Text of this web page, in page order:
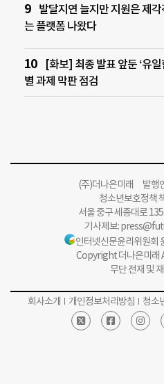
발달지연 늘지만 지원은 제
는 플랫폼 나왔다
[화보] 최종 발표 앞둔 ‘유
별 과제 막판 점검
(주)더나은미래 발행
청소년보호정책
서울 중구 세종대로
기사제보:
인터넷신문윤리위원회
Copyright 더나은미래
무단 전재 및
회사소개 개인정보처리방침 청소